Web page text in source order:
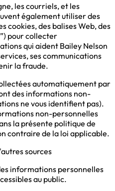
les courriels, et les
également utiliser des
cookies, des balises Web, des
pour collecter
qui aident Bailey Nelson
ses communications
la fraude.
automatiquement par
des informations non-
ne vous identifient pas).
non-personnelles
la présente politique de
contraire de la loi applicable.
sources
informations personnelles
au public.